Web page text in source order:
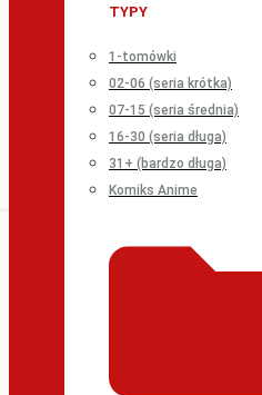
TYPY
1-tomówki
02-06 (seria krótka)
07-15 (seria średnia)
16-30 (seria długa)
31+ (bardzo długa)
Komiks Anime